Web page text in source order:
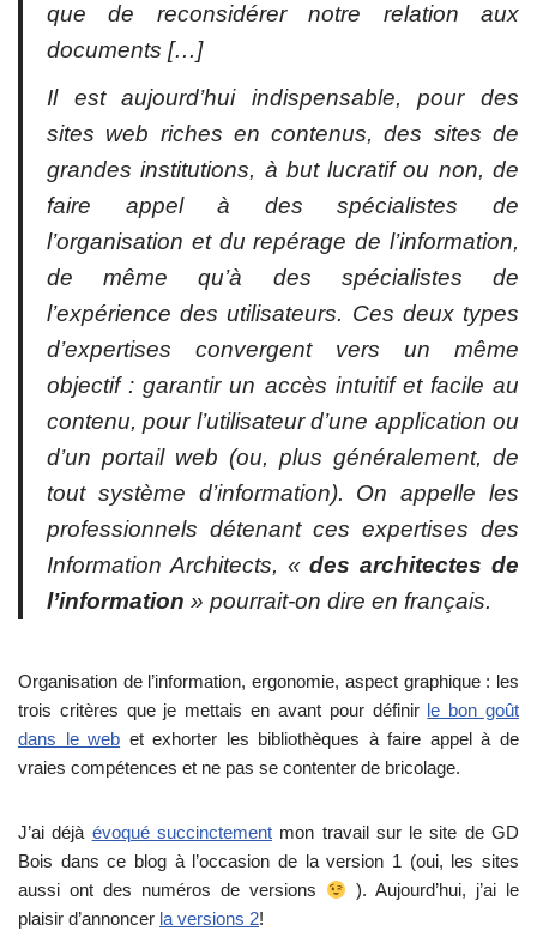
que de reconsidérer notre relation aux
documents […]
Il est aujourd’hui indispensable, pour des
sites web riches en contenus, des sites de
grandes institutions, à but lucratif ou non, de
faire appel à des spécialistes de
l’organisation et du repérage de l’information,
de même qu’à des spécialistes de
l’expérience des utilisateurs. Ces deux types
d’expertises convergent vers un même
objectif : garantir un accès intuitif et facile au
contenu, pour l’utilisateur d’une application ou
d’un portail web (ou, plus généralement, de
tout système d’information). On appelle les
professionnels détenant ces expertises des
Information Architects, «des architectes de
l’information » pourrait-on dire en français.
Organisation de l’information, ergonomie, aspect graphique : les
trois critères que je mettais en avant pour définir le bon goût
dans le web et exhorter les bibliothèques à faire appel à de
vraies compétences et ne pas se contenter de bricolage.
J’ai déjà évoqué succinctementmon travail sur le site de GD
Bois dans ce blog à l’occasion de la version 1 (oui, les sites
aussi ont des numéros de versions
). Aujourd’hui, j’ai le
plaisir d’annoncer la versions 2!